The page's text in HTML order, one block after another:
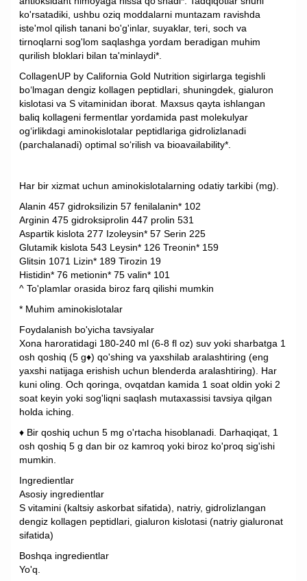
ko'rsatadiki, ushbu oziq moddalarni muntazam ravishda
iste'mol qilish tanani bo'g'inlar, suyaklar, teri, soch va
tirnoqlarni sog'lom saqlashga yordam beradigan muhim
qurilish bloklari bilan ta'minlaydi*.
CollagenUP by California Gold Nutrition sigirlarga tegishli
boʻlmagan dengiz kollagen peptidlari, shuningdek, gialuron
kislotasi va S vitaminidan iborat. Maxsus qayta ishlangan
baliq kollageni fermentlar yordamida past molekulyar
ogʻirlikdagi aminokislotalar peptidlariga gidrolizlanadi
(parchalanadi) optimal soʻrilish va bioavailability*.
Har bir xizmat uchun aminokislotalarning odatiy tarkibi (mg).
Alanin 457 gidroksilizin 57 fenilalanin* 102
Arginin 475 gidroksiprolin 447 prolin 531
Aspartik kislota 277 Izoleysin* 57 Serin 225
Glutamik kislota 543 Leysin* 126 Treonin* 159
Glitsin 1071 Lizin* 189 Tirozin 19
Histidin* 76 metionin* 75 valin* 101
^ To'plamlar orasida biroz farq qilishi mumkin
* Muhim aminokislotalar
Foydalanish bo'yicha tavsiyalar
Xona haroratidagi 180-240 ml (6-8 fl oz) suv yoki sharbatga 1
osh qoshiq (5 g♦) qo'shing va yaxshilab aralashtiring (eng
yaxshi natijaga erishish uchun blenderda aralashtiring). Har
kuni oling. Och qoringa, ovqatdan kamida 1 soat oldin yoki 2
soat keyin yoki sog'liqni saqlash mutaxassisi tavsiya qilgan
holda iching.
♦ Bir qoshiq uchun 5 mg o'rtacha hisoblanadi. Darhaqiqat, 1
osh qoshiq 5 g dan bir oz kamroq yoki biroz ko'proq sig'ishi
mumkin.
Ingredientlar
Asosiy ingredientlar
S vitamini (kaltsiy askorbat sifatida), natriy, gidrolizlangan
dengiz kollagen peptidlari, gialuron kislotasi (natriy gialuronat
sifatida)
Boshqa ingredientlar
Yo'q.